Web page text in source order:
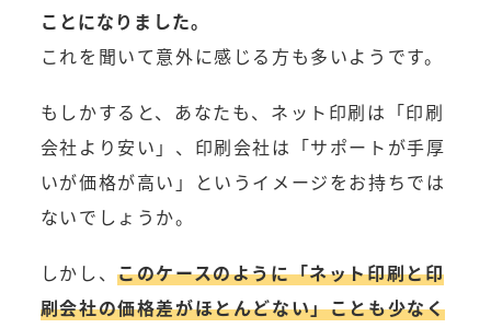
ことになりました。
これを聞いて意外に感じる方も多いようです。
もしかすると、あなたも、ネット印刷は「印刷
会社より安い」、印刷会社は「サポートが手厚
いが価格が高い」というイメージをお持ちでは
ないでしょうか。
しかし、このケースのように「ネット印刷と印
刷会社の価格差がほとんどない」ことも少なく